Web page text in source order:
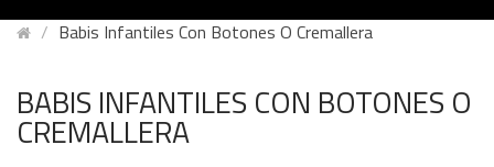
Babis Infantiles Con Botones O Cremallera
BABIS INFANTILES CON BOTONES O
CREMALLERA